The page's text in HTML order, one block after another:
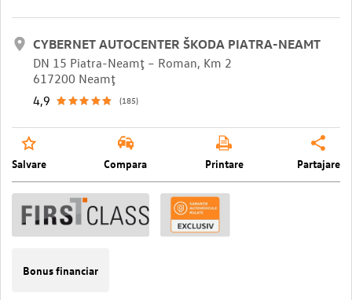
CYBERNET AUTOCENTER ŠKODA PIATRA-NEAMT
DN 15 Piatra-Neamţ – Roman, Km 2
617200 Neamţ
4,9
(185)
Salvare Compara Printare Partajare
Bonus financiar